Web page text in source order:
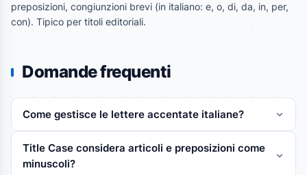
preposizioni, congiunzioni brevi (in italiano: e, o, di, da, in, per,
con). Tipico per titoli editoriali.
Domande frequenti
Come gestisce le lettere accentate italiane?
Title Case considera articoli e preposizioni come
minuscoli?